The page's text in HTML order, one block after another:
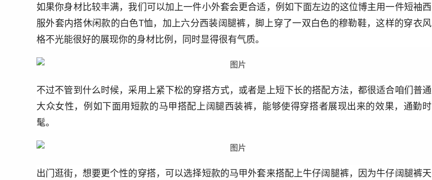
如果你身材比较丰满，我们可以加上一件小外套会更合适，例如下面左边的这位博主用一件短袖西
服外套内搭休闲款的白色T恤，加上六分西装阔腿裤，脚上穿了一双白色的穆勒鞋，这样的穿衣风
格不光能很好的展现你的身材比例，同时显得很有气质。
不过不管到什么时候，采用上紧下松的穿搭方式，或者是上短下长的搭配方法，都很适合咱们普通
大众女性，例如下面用短款的马甲搭配上阔腿西装裤，能够使得穿搭者展现出来的效果，通勤时
髦。
出门逛街，想要更个性的穿搭，可以选择短款的马甲外套来搭配上牛仔阔腿裤，因为牛仔阔腿裤天